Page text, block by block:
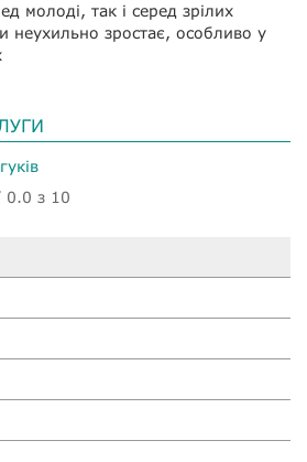
молоді, так і серед зрілих
неухильно зростає, особливо у
0.0 з 10